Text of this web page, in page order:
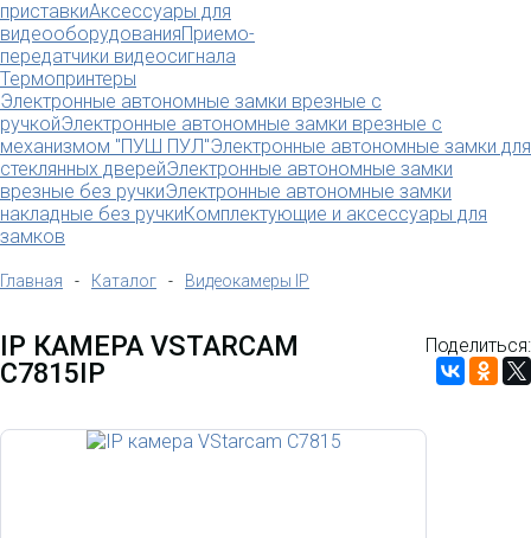
приставкиАксессуары для
видеооборудованияПриемо-
передатчики видеосигнала
Термопринтеры
Электронные автономные замки врезные с
ручкойЭлектронные автономные замки врезные с
механизмом "ПУШ ПУЛ"Электронные автономные замки для
стеклянных дверейЭлектронные автономные замки
врезные без ручкиЭлектронные автономные замки
накладные без ручкиКомплектующие и аксессуары для
замков
Главная - Каталог - Видеокамеры IP
IP КАМЕРА VSTARCAM
C7815IP
Поделиться: